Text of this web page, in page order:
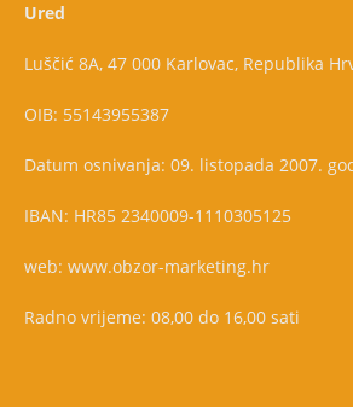
Ured
Luščić 8A, 47 000 Karlovac, Republika
OIB: 55143955387
Datum osnivanja: 09. listopada 2007.
IBAN: HR85 2340009-1110305125
web: www.obzor-marketing.hr
Radno vrijeme: 08,00 do 16,00 sati